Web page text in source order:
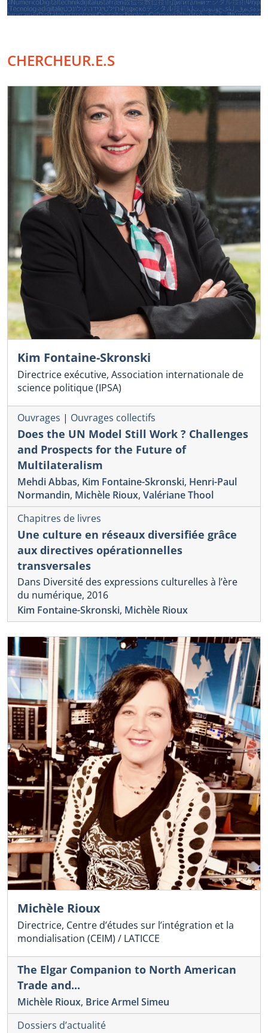
CHERCHEUR.E.S
Kim Fontaine-Skronski
Directrice exécutive, Association internationale de
science politique (IPSA)
Ouvrages | Ouvrages collectifs
Does the UN Model Still Work ? Challenges
and Prospects for the Future of
Multilateralism
Mehdi Abbas, Kim Fontaine-Skronski, Henri-Paul
Normandin, Michèle Rioux, Valériane Thool
Chapitres de livres
Une culture en réseaux diversifiée grâce
aux directives opérationnelles
transversales
Dans Diversité des expressions culturelles à l’ère
du numérique, 2016
Kim Fontaine-Skronski, Michèle Rioux
Michèle Rioux
Directrice, Centre d’études sur l’intégration et la
mondialisation (CEIM) / LATICCE
The Elgar Companion to North American
Trade and...
Michèle Rioux, Brice Armel Simeu
Dossiers d’actualité